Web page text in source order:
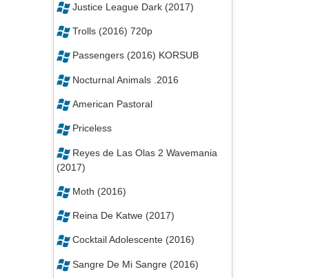
Justice League Dark (2017)
Trolls (2016) 720p
Passengers (2016) KORSUB
Nocturnal Animals .2016
American Pastoral
Priceless
Reyes de Las Olas 2 Wavemania
(2017)
Moth (2016)
Reina De Katwe (2017)
Cocktail Adolescente (2016)
Sangre De Mi Sangre (2016)